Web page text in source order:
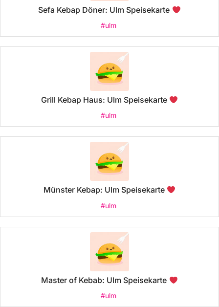
Sefa Kebap Döner: Ulm Speisekarte
#ulm
Grill Kebap Haus: Ulm Speisekarte
#ulm
Münster Kebap: Ulm Speisekarte
#ulm
Master of Kebab: Ulm Speisekarte
#ulm